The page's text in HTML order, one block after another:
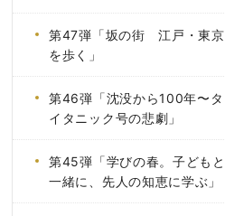
第47弾「坂の街 江戸・東京
を歩く」
第46弾「沈没から100年〜タ
イタニック号の悲劇」
第45弾「学びの春。子どもと
一緒に、先人の知恵に学ぶ」